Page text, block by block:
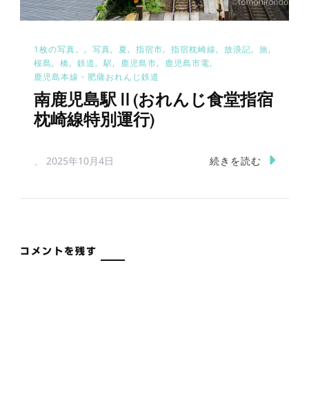
1枚の写真。 写真 夏 指宿市 指宿枕崎線 放浪記
旅
桜島
橋 鉄道 駅 鹿児島市
鹿児島市電
鹿児島本線・肥薩おれんじ鉄道
南鹿児島駅Ⅱ(おれんじ食堂指宿
枕崎線特別運行)
、 2025年10月4日 続きを読む
コメントを残す